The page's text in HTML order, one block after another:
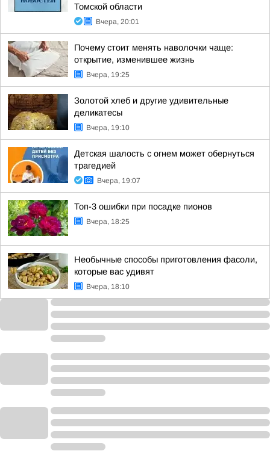
Томской области
Вчера, 20:01
Почему стоит менять наволочки чаще:
открытие, изменившее жизнь
Вчера, 19:25
Золотой хлеб и другие удивительные
деликатесы
Вчера, 19:10
Детская шалость с огнем может обернуться
трагедией
Вчера, 19:07
Топ-3 ошибки при посадке пионов
Вчера, 18:25
Необычные способы приготовления фасоли,
которые вас удивят
Вчера, 18:10